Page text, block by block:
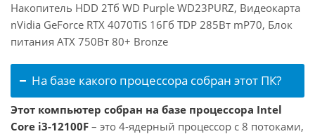
Накопитель HDD 2Тб WD Purple WD23PURZ, Видеокарта
nVidia GeForce RTX 4070TiS 16Гб TDP 285Вт mP70, Блок
питания ATX 750Вт 80+ Bronze
На базе какого процессора собран этот ПК?
Этот компьютер собран на базе процессора Intel
Core i3-12100F – это 4-ядерный процессор с 8 потоками,